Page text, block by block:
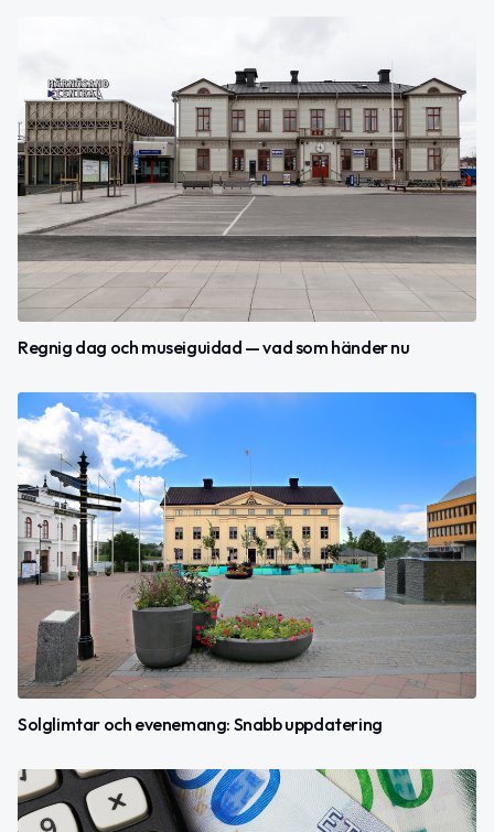
Regnig dag och museiguidad — vad som händer nu
Solglimtar och evenemang: Snabb uppdatering